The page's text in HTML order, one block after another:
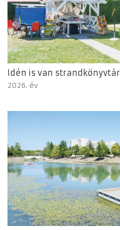
Idén is van strandkönyvtár
2026. év